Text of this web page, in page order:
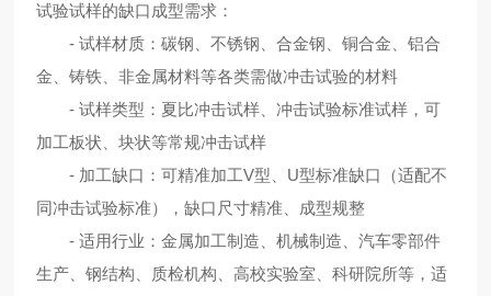
试验试样的缺口成型需求：
- 试样材质：碳钢、不锈钢、合金钢、铜合金、铝合
金、铸铁、非金属材料等各类需做冲击试验的材料
- 试样类型：夏比冲击试样、冲击试验标准试样，可
加工板状、块状等常规冲击试样
- 加工缺口：可精准加工V型、U型标准缺口（适配不
同冲击试验标准），缺口尺寸精准、成型规整
- 适用行业：金属加工制造、机械制造、汽车零部件
生产、钢结构、质检机构、高校实验室、科研院所等，适